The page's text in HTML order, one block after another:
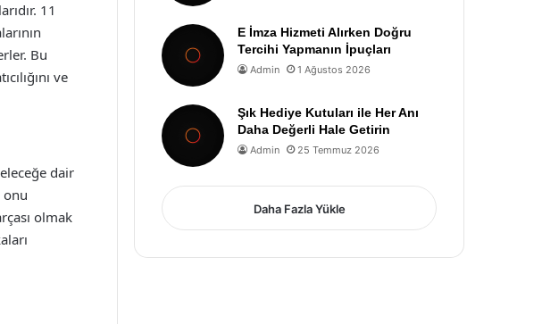
11
Bu
ve
dair
onu
olmak
E İmza Hizmeti Alırken Doğru
Tercihi Yapmanın İpuçları
Admin 1 Ağustos 2026
Şık Hediye Kutuları ile Her Anı
Daha Değerli Hale Getirin
Admin 25 Temmuz 2026
Daha Fazla Yükle